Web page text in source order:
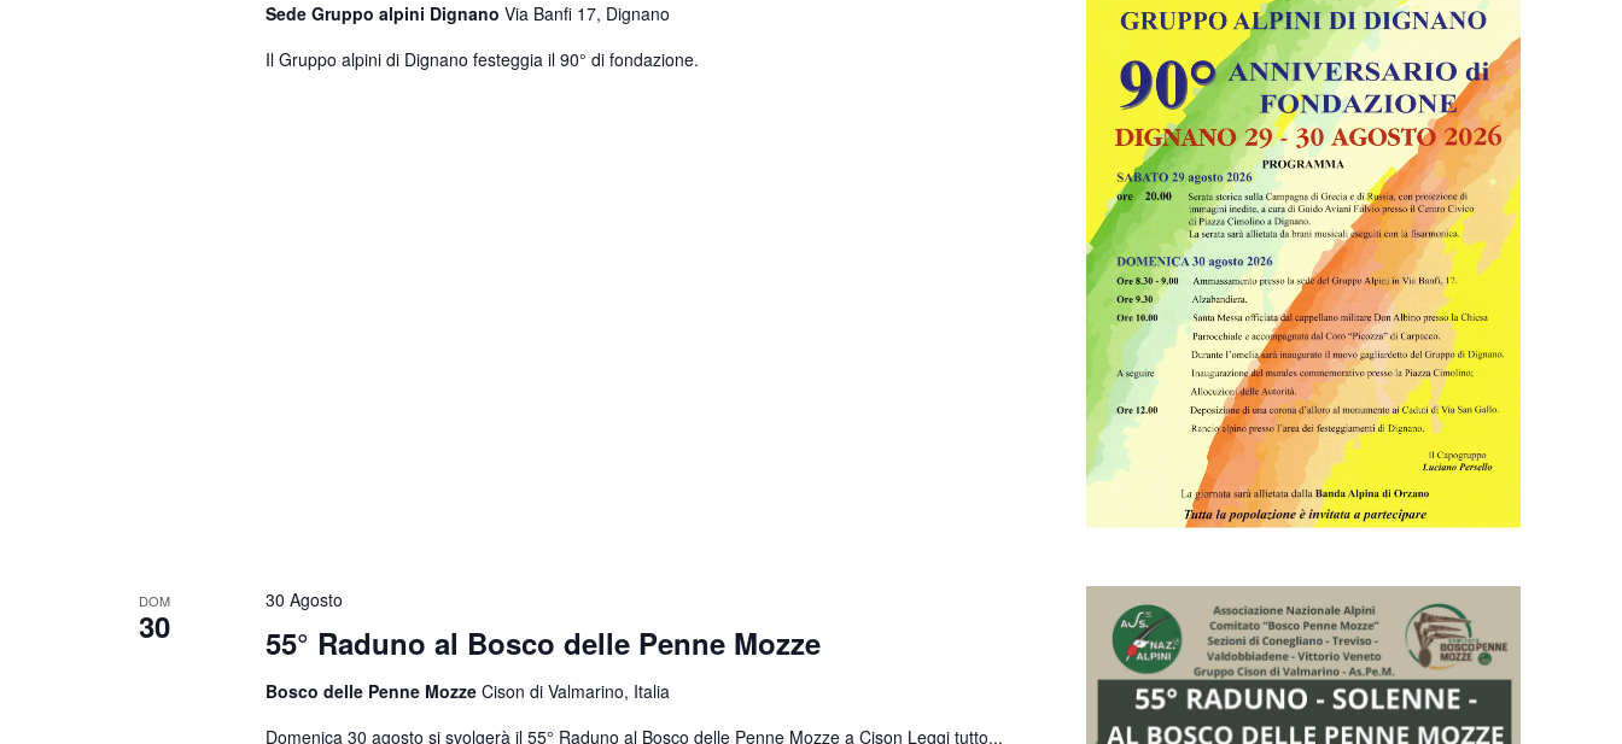
Sede Gruppo alpini Dignano Via Banfi 17, Dignano
Il Gruppo alpini di Dignano festeggia il 90° di fondazione.
DOM
30 55° Raduno al Bosco delle Penne Mozze
30 Agosto
Bosco delle Penne Mozze Cison di Valmarino, Italia
Domenica 30 agosto si svolgerà il 55° Raduno al Bosco delle Penne Mozze a Cison Leggi tutto...